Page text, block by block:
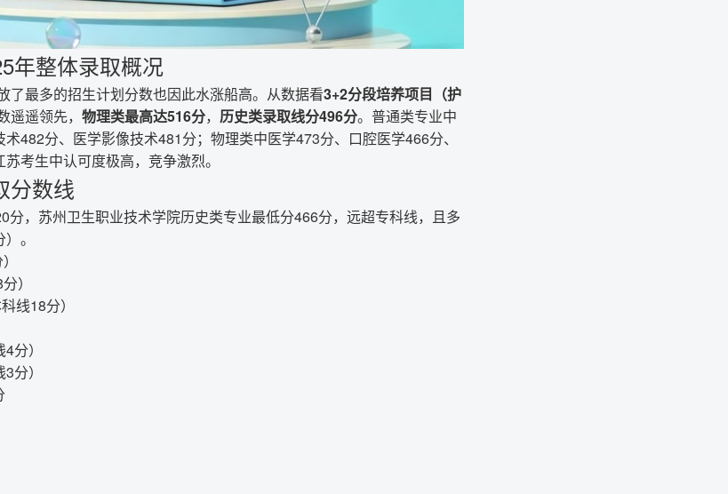
年整体录取概况
了最多的招生计划分数也因此水涨船高。从数据看3+2分段培养项目（护
遥遥领先， 物理类最高达516分， 历史类录取线分496分。普通类专业中
482分、医学影像技术481分；物理类中医学473分、口腔医学466分、
考生中认可度极高，竞争激烈。
分数线
分，苏州卫生职业技术学院历史类专业最低分466分，远超专科线，且多
。
）
线18分）
分）
分）